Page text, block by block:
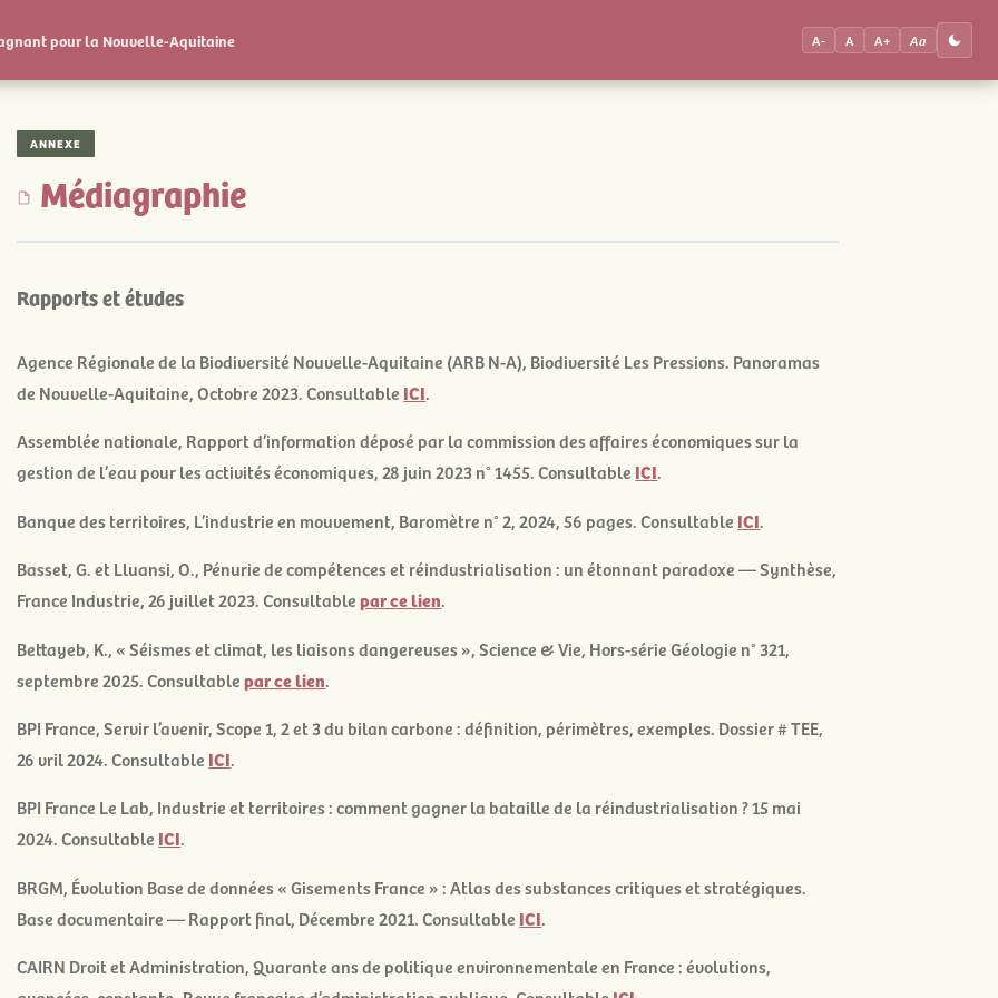
pour la Nouvelle-Aquitaine A- A A+ Aa
ANNEXE
Médiagraphie
Rapports et études
Agence Régionale de la Biodiversité Nouvelle-Aquitaine (ARB N-A), Biodiversité Les Pressions. Panoramas
de Nouvelle-Aquitaine, Octobre 2023. Consultable ICI.
Assemblée nationale, Rapport d’information déposé par la commission des affaires économiques sur la
gestion de l’eau pour les activités économiques, 28 juin 2023 n° 1455. Consultable ICI.
Banque des territoires, L’industrie en mouvement, Baromètre n° 2, 2024, 56 pages. Consultable ICI.
Basset, G. et Lluansi, O., Pénurie de compétences et réindustrialisation : un étonnant paradoxe— Synthèse,
France Industrie, 26 juillet 2023. Consultablepar ce lien.
Bettayeb, K., « Séismes et climat, les liaisons dangereuses », Science & Vie, Hors-série Géologie n° 321,
septembre 2025. Consultablepar ce lien.
BPI France, Servir l’avenir,Scope 1, 2 et 3 du bilan carbone : définition, périmètres, exemples. Dossier # TEE,
26 vril 2024. Consultable ICI.
BPI France Le Lab, Industrie et territoires : comment gagner la bataille de la réindustrialisation? 15 mai
2024. Consultable ICI.
BRGM, Évolution Base de données « Gisements France » : Atlas des substances critiques et stratégiques.
Base documentaire — Rapport final, Décembre 2021. Consultable ICI.
CAIRN Droit et Administration,Quarante ans de politique environnementale en France : évolutions,